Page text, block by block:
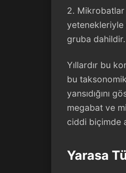
2. Mikrobatlar
yetenekleriyle
gruba dahildir.
Yıllardır bu
bu
yansıdığını
megabat ve
ciddi biçimde
Yarasa